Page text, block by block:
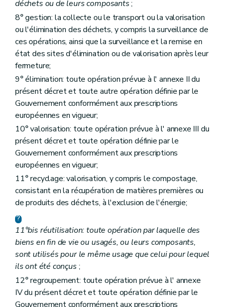
Art. 46
Section 2 Sanctions administratives
Art. 47
Art. 48
Art. 49
Art. 50
Section 3 Sanctions pénales
Art. 51
Art. 52
Art. 53
Art. 54
Art. 54
Art. 55
Art. 55bis
Art. 56
Art. 57
Art. 59
Chapitre X Surveillance, sautions administratives et pénales
Section première
Surveillance, recherche et constatation des infractions
Section 2 Sanctions administratives
Art. 47
Art. 48
Art. 49
Art. 50
Section 3 Sanctions pénales
Art. 51
Art. 52
déchets ou de leurs composants;
8° gestion: la collecte ou le transport ou la valorisation
ou l'élimination des déchets, y compris la surveillance de
ces opérations, ainsi que la surveillance et la remise en
état des sites d'élimination ou de valorisation après leur
fermeture;
9° élimination: toute opération prévue à l' annexe II du
présent décret et toute autre opération définie par le
Gouvernement conformément aux prescriptions
européennes en vigueur;
10° valorisation: toute opération prévue à l' annexe III du
présent décret et toute opération définie par le
Gouvernement conformément aux prescriptions
européennes en vigueur;
11° recyclage: valorisation, y compris le compostage,
consistant en la récupération de matières premières ou
de produits des déchets, à l'exclusion de l'énergie;
11°bis réutilisation: toute opération par laquelle des
biens en fin de vie ou usagés, ou leurs composants,
sont utilisés pour le même usage que celui pour lequel
ils ont été conçus ;
12° regroupement: toute opération prévue à l' annexe
IV du présent décret et toute opération définie par le
Gouvernement conformément aux prescriptions